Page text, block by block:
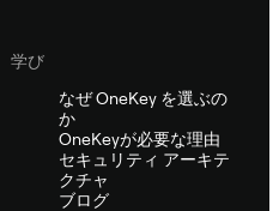
学び
なぜ OneKey を選ぶの
か
OneKeyが必要な理由
セキュリティ アーキテ
クチャ
ブログ